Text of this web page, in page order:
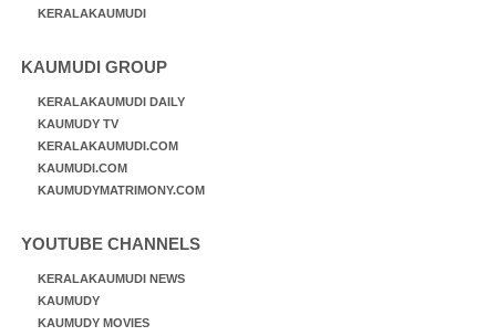
KERALAKAUMUDI
KAUMUDI GROUP
KERALAKAUMUDI DAILY
KAUMUDY TV
KERALAKAUMUDI.COM
KAUMUDI.COM
KAUMUDYMATRIMONY.COM
YOUTUBE CHANNELS
KERALAKAUMUDI NEWS
KAUMUDY
KAUMUDY MOVIES